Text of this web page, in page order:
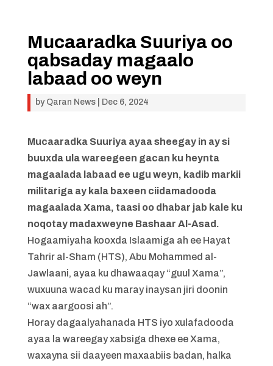
Mucaaradka Suuriya oo
qabsaday magaalo
labaad oo weyn
by Qaran News| Dec 6, 2024
Mucaaradka Suuriya ayaa sheegay in ay si
buuxda ula wareegeen gacan ku heynta
magaalada labaad ee ugu weyn, kadib markii
militariga ay kala baxeen ciidamadooda
magaalada Xama, taasi oo dhabar jab kale ku
noqotay madaxweyne Bashaar Al-Asad.
Hogaamiyaha kooxda Islaamiga ah ee Hayat
Tahrir al-Sham (HTS), Abu Mohammed al-
Jawlaani, ayaa ku dhawaaqay “guul Xama”,
wuxuuna wacad ku maray inaysan jiri doonin
“wax aargoosi ah”.
Horay dagaalyahanada HTS iyo xulafadooda
ayaa la wareegay xabsiga dhexe ee Xama,
waxayna sii daayeen maxaabiis badan, halka